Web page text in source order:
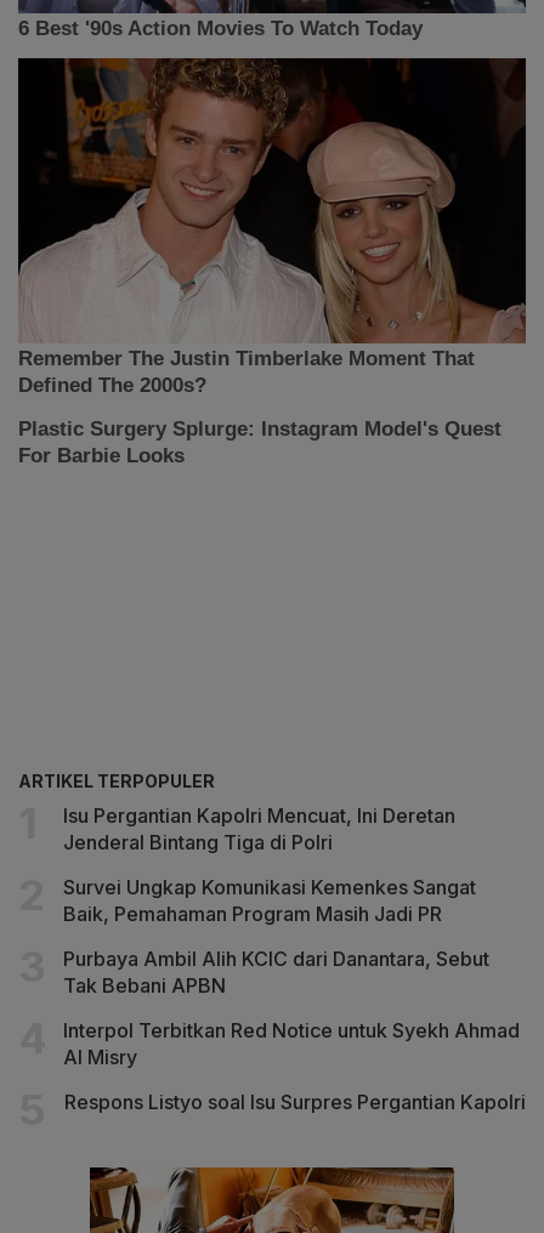
ARTIKEL TERPOPULER
Isu Pergantian Kapolri Mencuat, Ini Deretan
Jenderal Bintang Tiga di Polri
Survei Ungkap Komunikasi Kemenkes Sangat
Baik, Pemahaman Program Masih Jadi PR
Purbaya Ambil Alih KCIC dari Danantara, Sebut
Tak Bebani APBN
Interpol Terbitkan Red Notice untuk Syekh Ahmad
Al Misry
Respons Listyo soal Isu Surpres Pergantian Kapolri